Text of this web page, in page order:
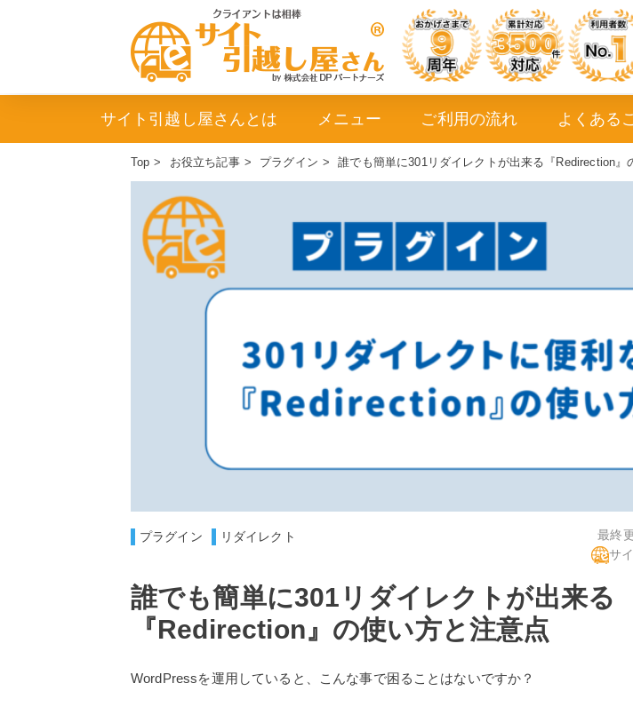
サイト引越し屋さんとは メニュー ご利用の流れ よくある
Top > お役立ち記事 > プラグイン > 誰でも簡単に301リダイレクトが出来る『Redirection』
プラグイン リダイレクト 最終
サ
誰でも簡単に301リダイレクトが出来る
『Redirection』の使い方と注意点
WordPressを運用していると、こんな事で困ることはないですか？